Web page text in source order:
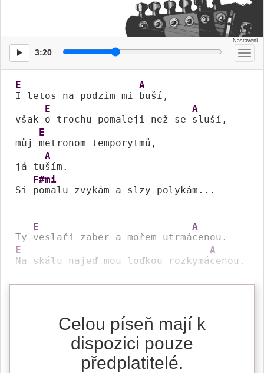
3:20
E
I letos na podzim mi
A
buší,
však
E
o trochu pomaleji než se
A
sluší,
můj
E
metronom temporytmů,
já tu
A
ším.
Si
F#mi
pomalu zvykám a slzy polykám...
Ty
E
veslaři zaber a mořem utrmá
A
E
Na skálu najeď mou loďkou rozkymá
A
cenou.
Celou píseň mají k
dispozici pouze
předplatitelé.